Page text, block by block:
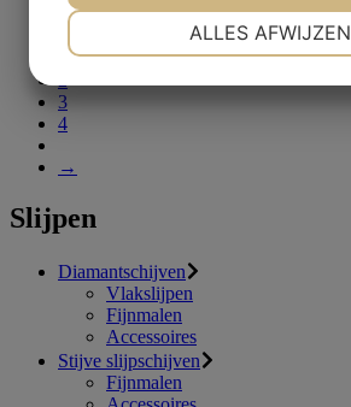
Meer lezen
3
4
→
Slijpen
Diamantschijven
Vlakslijpen
Fijnmalen
Accessoires
Stijve slijpschijven
Fijnmalen
ALLES AFWIJZEN